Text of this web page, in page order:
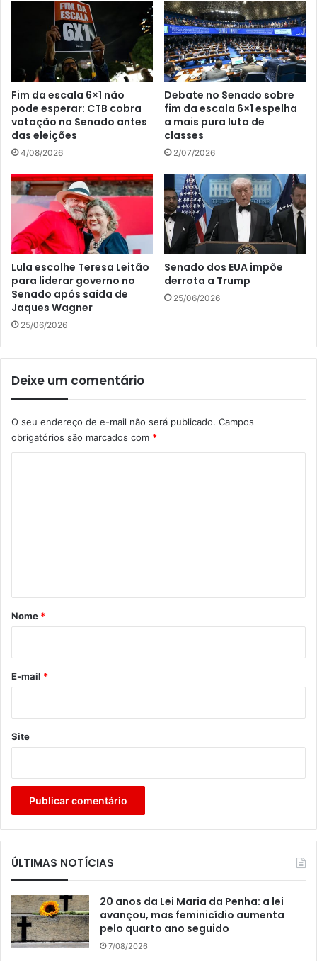
Fim da escala 6×1 não
pode esperar: CTB cobra
votação no Senado antes
das eleições
4/08/2026
Debate no Senado sobre
fim da escala 6×1 espelha
a mais pura luta de
classes
2/07/2026
Lula escolhe Teresa Leitão
para liderar governo no
Senado após saída de
Jaques Wagner
25/06/2026
Senado dos EUA impõe
derrota a Trump
25/06/2026
Deixe um comentário
O seu endereço de e-mail não será publicado. Campos
obrigatórios são marcados com *
r
*
Nome *
E-mail *
Site
ÚLTIMAS NOTÍCIAS
20 anos da Lei Maria da Penha: a lei
avançou, mas feminicídio aumenta
pelo quarto ano seguido
7/08/2026